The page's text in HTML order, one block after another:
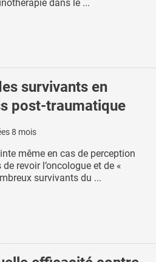
dans le ...
survivants en
post-traumatique
8 mois
même en cas de perception
revoir l’oncologue et de «
survivants du ...